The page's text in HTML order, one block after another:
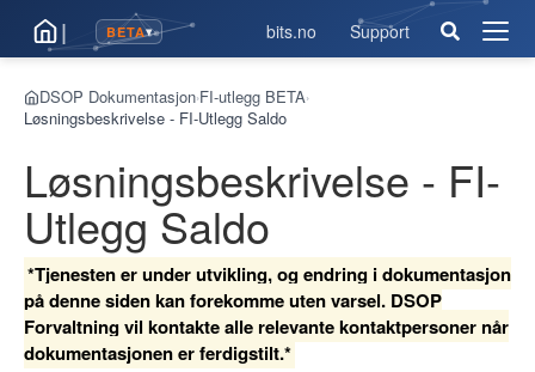
| BETA▾ bits.no Support
Åpne
DSOP Dokumentasjon›FI-utlegg BETA›
Løsningsbeskrivelse - FI-Utlegg Saldo
Løsningsbeskrivelse - FI-
Utlegg Saldo
*Tjenesten er under utvikling, og endring i dokumentasjon
på denne siden kan forekomme uten varsel. DSOP
Forvaltning vil kontakte alle relevante kontaktpersoner når
dokumentasjonen er ferdigstilt.*